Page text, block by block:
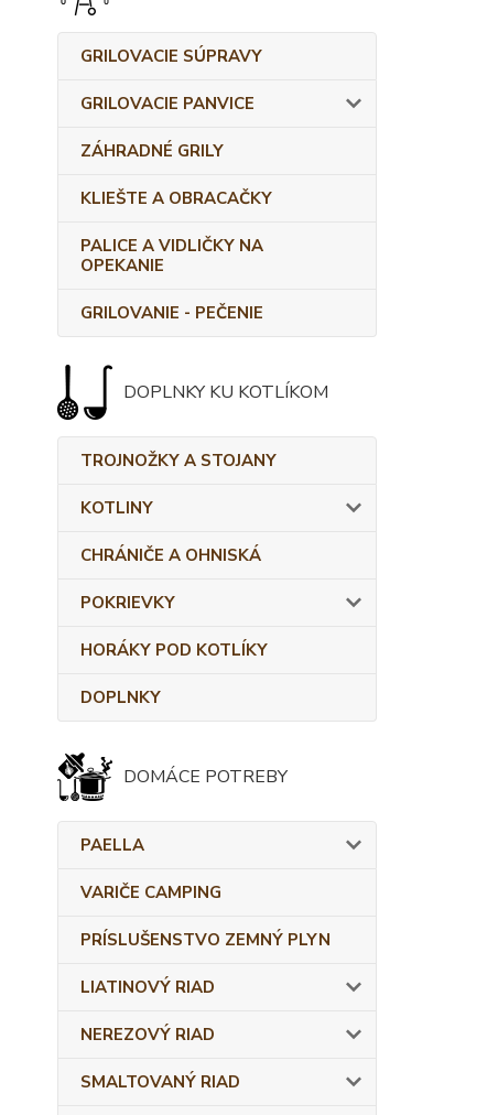
GRILOVACIE SÚPRAVY
GRILOVACIE PANVICE
ZÁHRADNÉ GRILY
KLIEŠTE A OBRACAČKY
PALICE A VIDLIČKY NA
OPEKANIE
GRILOVANIE - PEČENIE
DOPLNKY KU KOTLÍKOM
TROJNOŽKY A STOJANY
KOTLINY
CHRÁNIČE A OHNISKÁ
POKRIEVKY
HORÁKY POD KOTLÍKY
DOPLNKY
DOMÁCE POTREBY
PAELLA
VARIČE CAMPING
PRÍSLUŠENSTVO ZEMNÝ PLYN
LIATINOVÝ RIAD
NEREZOVÝ RIAD
SMALTOVANÝ RIAD